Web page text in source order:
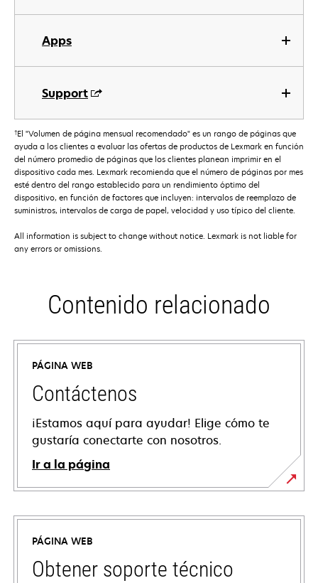
Apps
Support
†El "Volumen de página mensual recomendado" es un rango de páginas que
ayuda a los clientes a evaluar las ofertas de productos de Lexmark en función
del número promedio de páginas que los clientes planean imprimir en el
dispositivo cada mes. Lexmark recomienda que el número de páginas por mes
esté dentro del rango establecido para un rendimiento óptimo del
dispositivo, en función de factores que incluyen: intervalos de reemplazo de
suministros, intervalos de carga de papel, velocidad y uso típico del cliente.
All information is subject to change without notice. Lexmark is not liable for
any errors or omissions.
Contenido relacionado
PÁGINA WEB
Contáctenos
¡Estamos aquí para ayudar! Elige cómo te
gustaría conectarte con nosotros.
Ir a la página
PÁGINA WEB
Obtener soporte técnico